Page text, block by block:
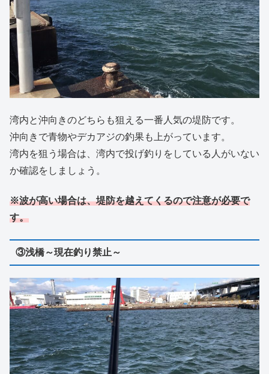
湾内と沖向きのどちらも狙える一番人気の堤防です。
沖向きで青物やデカアジの釣果も上がっています。
湾内を狙う場合は、湾内で投げ釣りをしている人がいない
か確認をしましょう。
※波が高い場合は、堤防を越えてくるので注意が必要で
す。
③浅橋～現在釣り禁止～